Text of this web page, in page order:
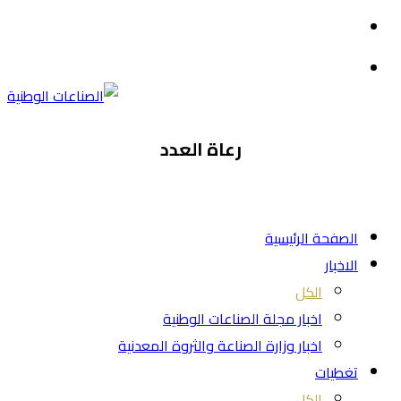
رعاة العدد
الصفحة الرئيسية
الاخبار
الكل
اخبار مجلة الصناعات الوطنية
اخبار وزارة الصناعة والثروة المعدنية
تغطيات